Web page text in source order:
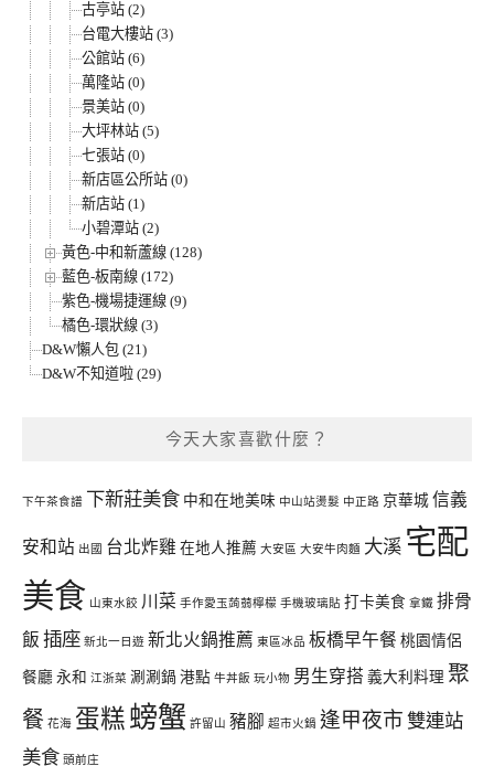
古亭站 (2)
台電大樓站 (3)
公館站 (6)
萬隆站 (0)
景美站 (0)
大坪林站 (5)
七張站 (0)
新店區公所站 (0)
新店站 (1)
小碧潭站 (2)
黃色-中和新蘆線 (128)
藍色-板南線 (172)
紫色-機場捷運線 (9)
橘色-環狀線 (3)
D&W懶人包 (21)
D&W不知道啦 (29)
今天大家喜歡什麼？
下午茶食譜 下新莊美食 中和在地美味 中山站燙髮 中正路 京華城 信義
安和站 出國 台北炸雞 在地人推薦 大安區 大安牛肉麵 大溪 宅配
美食 山東水餃 川菜 手作愛玉蒟蒻檸檬 手機玻璃貼 打卡美食 拿鐵 排骨
飯 插座 新北一日遊 新北火鍋推薦 東區冰品 板橋早午餐 桃園情侶
餐廳 永和 江浙菜 涮涮鍋 港點 牛丼飯 玩小物 男生穿搭 義大利料理 聚
餐 花海 蛋糕 螃蟹 許留山 豬腳 超市火鍋 逢甲夜市 雙連站
美食 頭前庄